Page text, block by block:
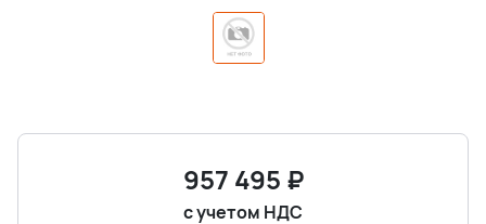
957 495 ₽
с учетом НДС